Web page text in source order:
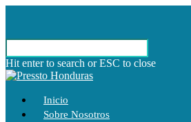
Hit enter to search or ESC to close
Inicio
Sobre Nosotros